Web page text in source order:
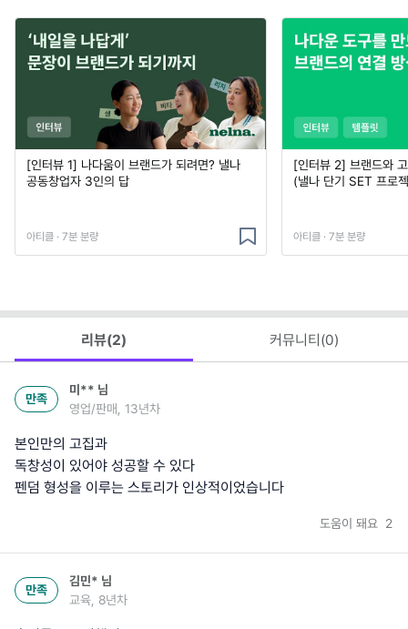
[인터뷰 1] 나다움이 브랜드가 되려면? 낼나
공동창업자 3인의 답
아티클 · 7분 분량
[인터뷰 2] 브랜드와
(낼나 단기 SET 프로
아티클 · 7분 분량
리뷰(2) 커뮤니티(0)
만족
미** 님
영업/판매, 13년차
본인만의 고집과
독창성이 있어야 성공할 수 있다
펜덤 형성을 이루는 스토리가 인상적이었습니다
도움이 돼요 2
만족
김민* 님
교육, 8년차